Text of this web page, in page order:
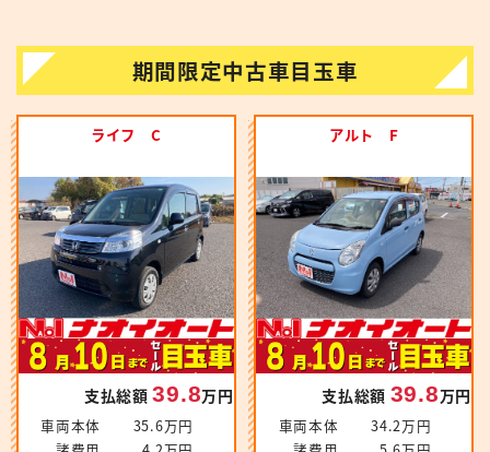
期間限定中古車目玉車
ライフ C
支払総額39.8万円
車両本体
35.6万円
アルト F
支払総額 39.8万円
車両本体
34.2万円